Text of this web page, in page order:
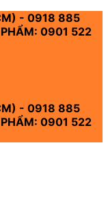
- 0918 885
0901 522
- 0918 885
0901 522